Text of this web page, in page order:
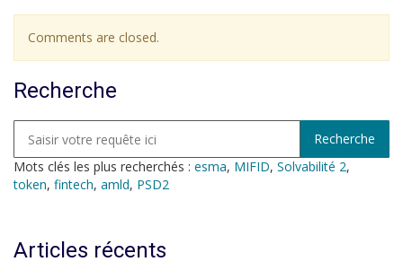
Comments are closed.
Recherche
Mots clés les plus recherchés : esma, MIFID, Solvabilité 2,
token, fintech, amld, PSD2
Articles récents